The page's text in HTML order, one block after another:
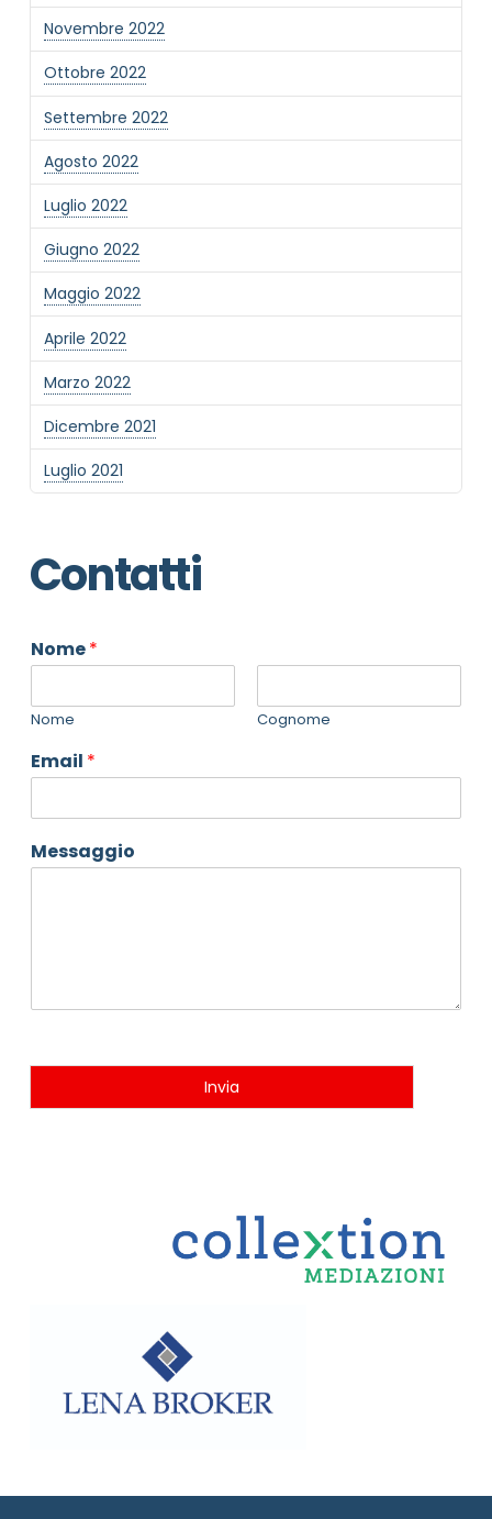
Novembre 2022
Ottobre 2022
Settembre 2022
Agosto 2022
Luglio 2022
Giugno 2022
Maggio 2022
Aprile 2022
Marzo 2022
Dicembre 2021
Luglio 2021
Contatti
Nome*
Nome Cognome
Email *
Messaggio
Invia